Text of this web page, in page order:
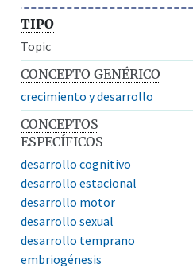
TIPO
Topic
CONCEPTO GENÉRICO
crecimiento y desarrollo
CONCEPTOS
ESPECÍFICOS
desarrollo cognitivo
desarrollo estacional
desarrollo motor
desarrollo sexual
desarrollo temprano
embriogénesis